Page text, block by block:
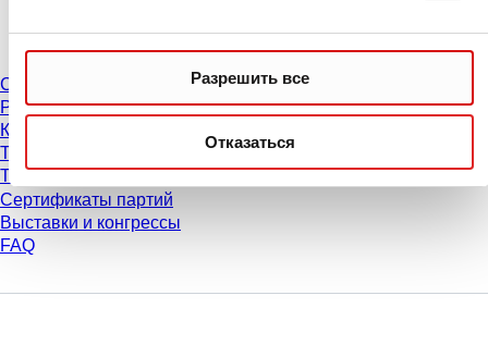
Разрешить все
Отказаться
Сервис и поддержка
Рекомендации по центрифугированию
Калькулятор центрифугирования
Таблицы совместимости ПЦР-планшетов
Таблицы совместимости наконечников для пипеток
Сертификаты партий
Выставки и конгрессы
FAQ